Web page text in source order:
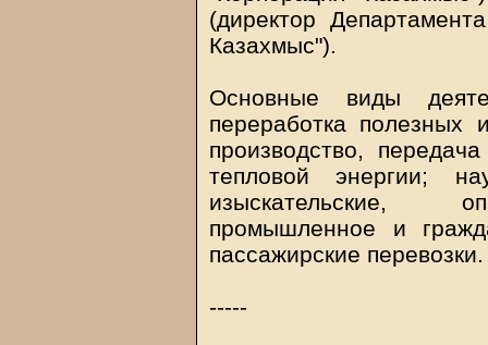
(директор
Казахмыс").
Основные виды
переработка полезных
производство,
тепловой энергии;
изыскательские,
промышленное и
пассажирские перевозки.
-----